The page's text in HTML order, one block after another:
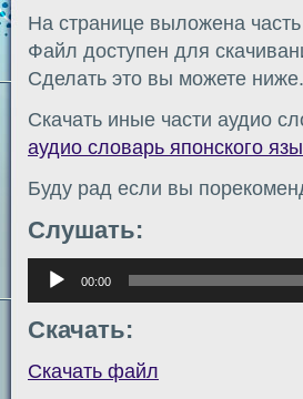
На странице выложена
Файл доступен для
Сделать это вы можете ниже.
Скачать иные части аудио
аудио словарь японского
Буду рад если вы
Слушать:
Аудиоплеер
00:00
Скачать:
Скачать файл